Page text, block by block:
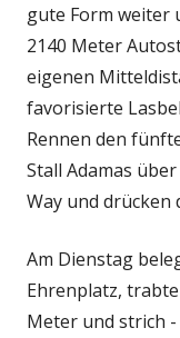
gute Form weiter
2140 Meter
eigenen
favorisierte
Rennen den
Stall Adamas
Way und drücken
Am Dienstag
Ehrenplatz,
Meter und strich -